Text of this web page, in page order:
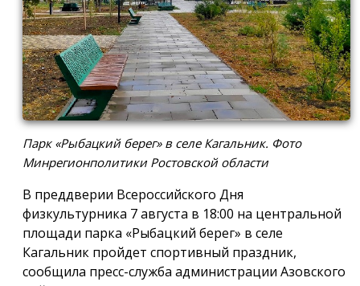
Парк «Рыбацкий берег» в селе Кагальник. Фото
Минрегионполитики Ростовской области
В преддверии Всероссийского Дня
физкультурника 7 августа в 18:00 на центральной
площади парка «Рыбацкий берег» в селе
Кагальник пройдет спортивный праздник,
сообщила пресс-служба администрации Азовского